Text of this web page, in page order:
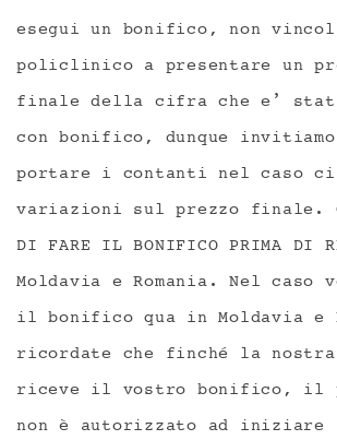
esegui un bonifico, non
policlinico a presentare un
finale della cifra che e’
con bonifico, dunque
portare i contanti nel caso ci
variazioni sul prezzo finale.
DI FARE IL BONIFICO PRIMA DI
Moldavia e Romania. Nel caso
il bonifico qua in Moldavia e
ricordate che finché la nostra
riceve il vostro bonifico, il
non è autorizzato ad iniziare